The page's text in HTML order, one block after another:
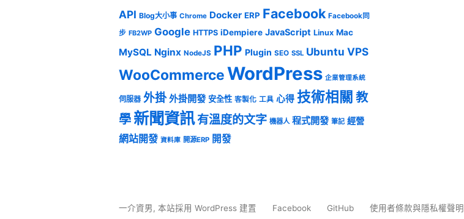
API Blog大小事 Chrome Docker ERP Facebook Facebook同
步 FB2WP Google HTTPS iDempiere JavaScript Linux Mac
MySQL Nginx NodeJS PHP Plugin SEO SSL Ubuntu VPS
WooCommerceWordPress 企業管理系統
伺服器 外掛 外掛開發 安全性 客製化 工具 心得 技術相關 教
學 新聞資訊有溫度的文字 機器人 程式開發 筆記 經營
網站開發 資料庫 開源ERP 開發
一介資男,本站採用 WordPress 建置 Facebook GitHub 使用者條款與隱私權聲明